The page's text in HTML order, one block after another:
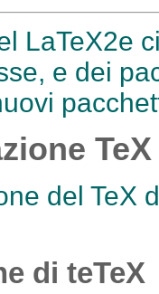
LaTeX2e
e dei
del TeX
di teTeX